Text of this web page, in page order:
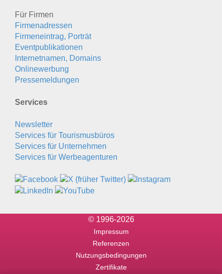
Für Firmen
Firmenadressen
Firmeneintrag, Porträt
Eventpublikationen
Internetnamen, Domains
Onlinewerbung
Pressemeldungen
Services
Newsletter
Services für Tourismusbüros
Services für Unternehmen
Services für Werbeagenturen
© 1996-2026
Impressum
Referenzen
Nutzungsbedingungen
Zertifikate